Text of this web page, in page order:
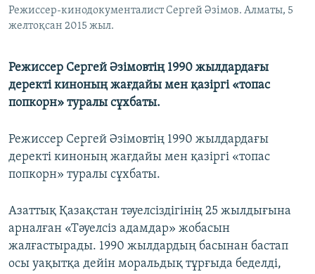
Режиссер-кинодокументалист Сергей Әзімов. Алматы, 5
желтоқсан 2015 жыл.
Режиссер Сергей Әзімовтің 1990 жылдардағы
деректі киноның жағдайы мен қазіргі «топас
попкорн» туралы сұхбаты.
Режиссер Сергей Әзімовтің 1990 жылдардағы
деректі киноның жағдайы мен қазіргі «топас
попкорн» туралы сұхбаты.
Азаттық Қазақстан тәуелсіздігінің 25 жылдығына
арналған «Тәуелсіз адамдар» жобасын
жалғастырады. 1990 жылдардың басынан бастап
осы уақытқа дейін моральдық тұрғыда беделді,